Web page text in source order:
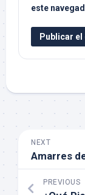
este
NEXT
PREVIOUS